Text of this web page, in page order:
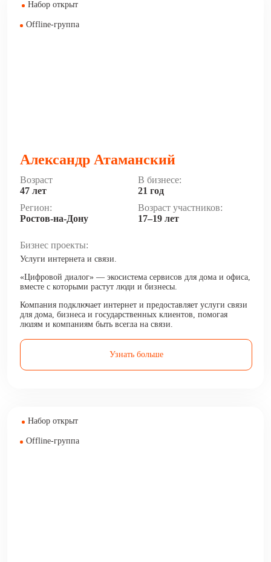
Набор открыт
Offline-группа
Александр Атаманский
Возраст
47 лет
В бизнесе:
21 год
Регион:
Ростов-на-Дону
Возраст участников:
17–19 лет
Бизнес проекты:
Услуги интернета и связи.
«Цифровой диалог» — экосистема сервисов для дома и офиса,
вместе с которыми растут люди и бизнесы.
Компания подключает интернет и предоставляет услуги связи
для дома, бизнеса и государственных клиентов, помогая
людям и компаниям быть всегда на связи.
Узнать больше
Набор открыт
Offline-группа